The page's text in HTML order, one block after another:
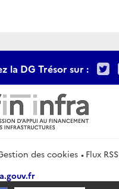
la DG Trésor sur :
des cookies
Flux RSS